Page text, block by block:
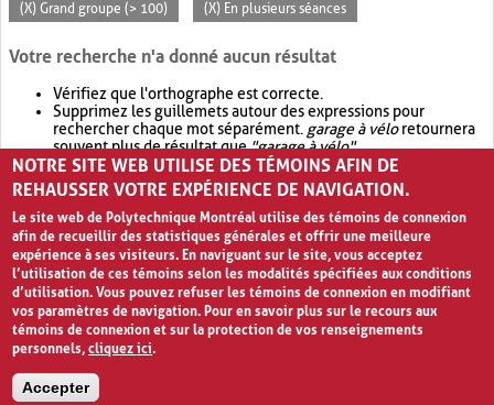
(X) Grand groupe (> 100) (X) En plusieurs séances
Votre recherche n'a donné aucun résultat
Vérifiez que l'orthographe est correcte.
Supprimez les guillemets autour des expressions pour
rechercher chaque mot séparément. garage à véloretournera
souvent plus de résultat que"garage à vélo".
Envisagez d'élargir votre recherche avec OR.garage OR vélo
retournera souvent plus de résultat quegarage à vélo
NOTRE SITE WEB UTILISE DES TÉMOINS AFIN DE
REHAUSSER VOTRE EXPÉRIENCE DE NAVIGATION.
Le site web de Polytechnique Montréal utilise des témoins de connexion
afin de recueillir des statistiques générales et offrir une meilleure
expérience à ses visiteurs. En naviguant sur le site, vous acceptez
l’utilisation de ces témoins selon les modalités spécifiées aux conditions
d’utilisation. Vous pouvez refuser les témoins de connexion en modifiant
vos paramètres de navigation. Pour en savoir plus sur le recours aux
témoins de connexion et sur la protection de vos renseignements
personnels,cliquez ici.
Accepter